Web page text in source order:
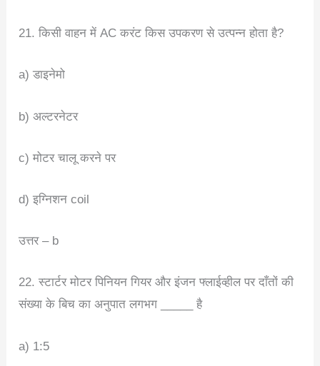
21. किसी वाहन में AC करंट किस उपकरण से उत्पन्न होता है?
a) डाइनेमो
b) अल्टरनेटर
c) मोटर चालू करने पर
d) इग्निशन coil
उत्तर – b
22. स्टार्टर मोटर पिनियन गियर और इंजन फ्लाईव्हील पर दाँतों की
संख्या के बिच का अनुपात लगभग _____ है
a) 1:5